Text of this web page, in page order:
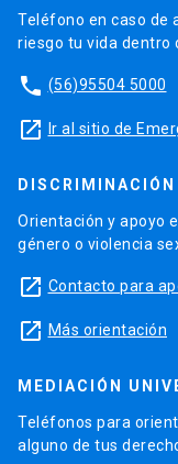
Teléfono en caso de
riesgo tu vida dentro
phone (56)95504 5000
launch Ir al sitio de
Orientación y apoyo
género o violencia
launch Contacto para
launch Más orientación
MEDIACIÓN
Teléfonos para
alguno de tus